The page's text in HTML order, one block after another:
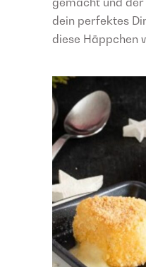
dein perfektes
diese Häppchen